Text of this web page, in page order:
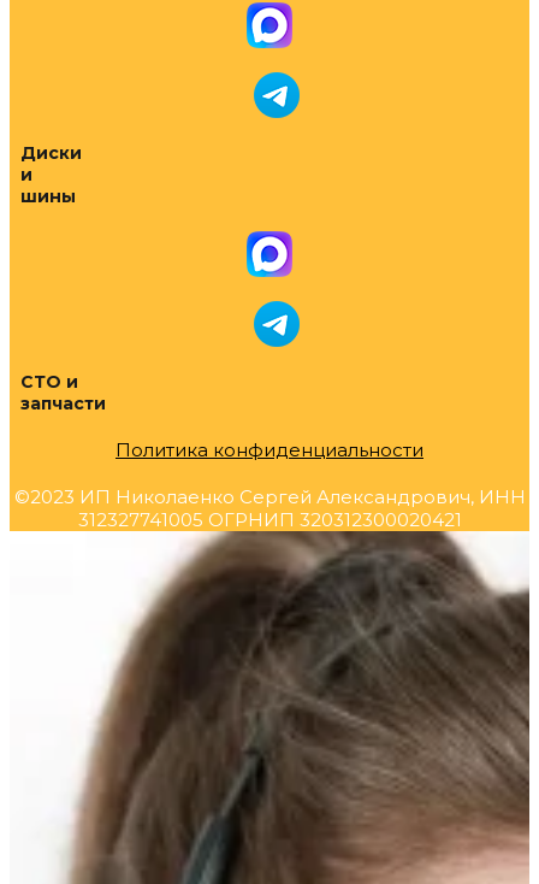
Диски
и
шины
СТО и
запчасти
Политика конфиденциальности
©2023 ИП Николаенко Сергей Александрович, ИНН
312327741005 ОГРНИП 320312300020421